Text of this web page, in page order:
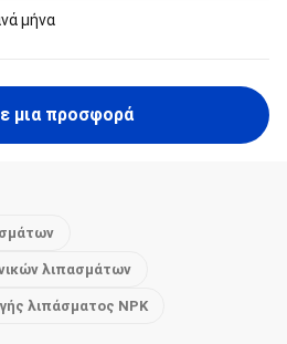
μήνα
μια προσφορά
λιπασμάτων
λιπάσματος NPK